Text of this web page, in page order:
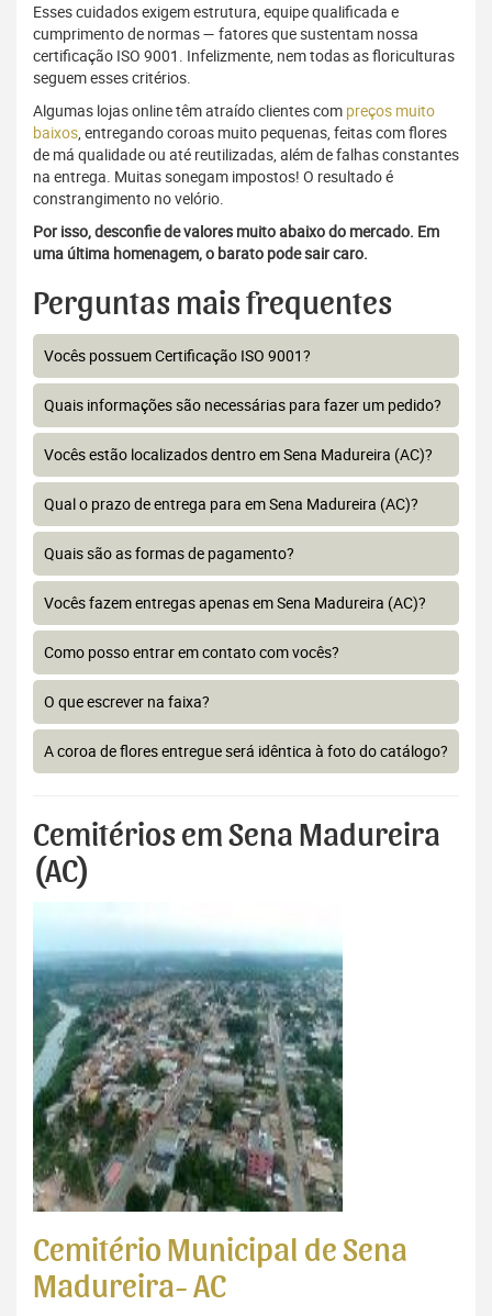
Esses cuidados exigem estrutura, equipe qualificada e
cumprimento de normas — fatores que sustentam nossa
certificação ISO 9001. Infelizmente, nem todas as floriculturas
seguem esses critérios.
Algumas lojas online têm atraído clientes com preços muito
baixos, entregando coroas muito pequenas, feitas com flores
de má qualidade ou até reutilizadas, além de falhas constantes
na entrega. Muitas sonegam impostos! O resultado é
constrangimento no velório.
Por isso, desconfie de valores muito abaixo do mercado. Em
uma última homenagem, o barato pode sair caro.
Perguntas mais frequentes
Vocês possuem Certificação ISO 9001?
Quais informações são necessárias para fazer um pedido?
Vocês estão localizados dentro em Sena Madureira (AC)?
Qual o prazo de entrega para em Sena Madureira (AC)?
Quais são as formas de pagamento?
Vocês fazem entregas apenas em Sena Madureira (AC)?
Como posso entrar em contato com vocês?
O que escrever na faixa?
A coroa de flores entregue será idêntica à foto do catálogo?
Cemitérios em Sena Madureira
(AC)
Cemitério Municipal de Sena
Madureira- AC